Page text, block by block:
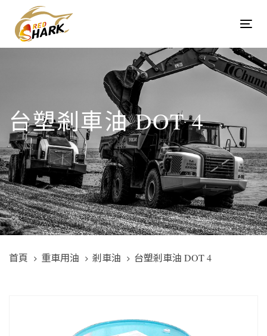
links
content
台塑剎車油 DOT 4
首頁 重車用油 剎車油 台塑剎車油 DOT 4